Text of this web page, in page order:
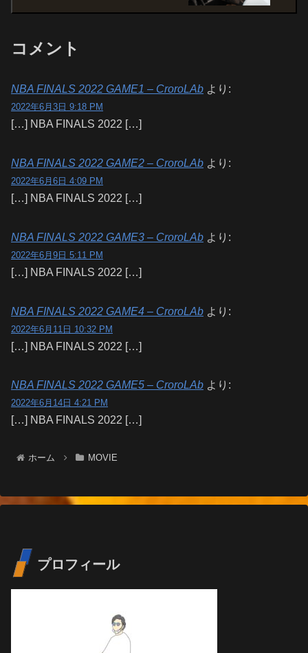
コメント
NBA FINALS 2022 GAME1 – CroroLAb より:
2022年6月3日 9:18 PM
[…] NBA FINALS 2022 […]
NBA FINALS 2022 GAME2 – CroroLAb より:
2022年6月6日 4:09 PM
[…] NBA FINALS 2022 […]
NBA FINALS 2022 GAME3 – CroroLAb より:
2022年6月9日 5:11 PM
[…] NBA FINALS 2022 […]
NBA FINALS 2022 GAME4 – CroroLAb より:
2022年6月11日 10:32 PM
[…] NBA FINALS 2022 […]
NBA FINALS 2022 GAME5 – CroroLAb より:
2022年6月14日 4:21 PM
[…] NBA FINALS 2022 […]
ホーム MOVIE
プロフィール